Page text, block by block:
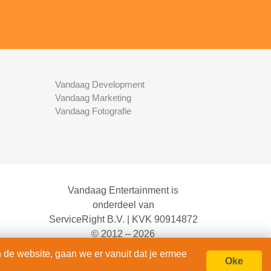
Vandaag Development
Vandaag Marketing
Vandaag Fotografie
Vandaag Entertainment is
onderdeel van
ServiceRight B.V. | KVK 90914872
© 2012 – 2026
alle rechten voorbehouden.
website, gaan we er vanuit dat je ermee
Oke